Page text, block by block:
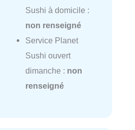
Sushi à domicile :
non renseigné
Service Planet
Sushi ouvert
dimanche : non
renseigné